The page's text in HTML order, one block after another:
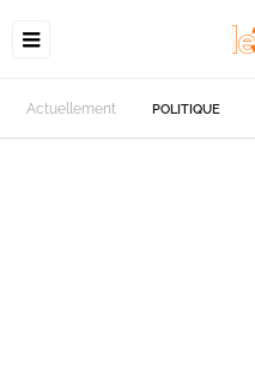
Actuellement POLITIQUE